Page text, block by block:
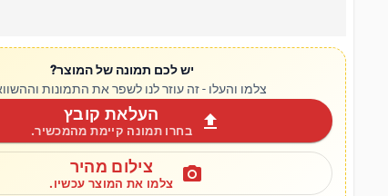
יש לכם תמונה של המוצר?
צלמו והעלו - זה עוזר לנו לשפר את התמונות
upload העלאת קובץ
בחרו תמונה קיימת מהמכשיר.
photo_camera צילום מהיר
צלמו את המוצר עכשיו.